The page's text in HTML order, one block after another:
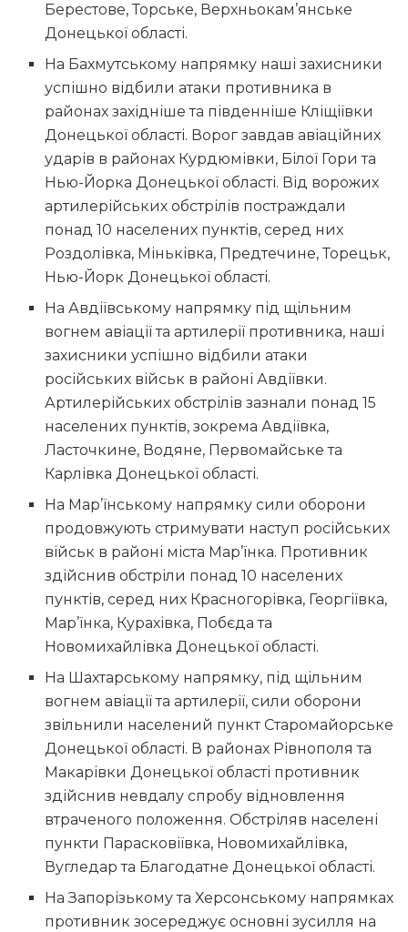
Берестове, Торське, Верхньокам’янське
Донецької області.
На Бахмутському напрямку наші захисники
успішно відбили атаки противника в
районах західніше та південніше Кліщіївки
Донецької області. Ворог завдав авіаційних
ударів в районах Курдюмівки, Білої Гори та
Нью-Йорка Донецької області. Від ворожих
артилерійських обстрілів постраждали
понад 10 населених пунктів, серед них
Роздолівка, Міньківка, Предтечине, Торецьк,
Нью-Йорк Донецької області.
На Авдіївському напрямку під щільним
вогнем авіації та артилерії противника, наші
захисники успішно відбили атаки
російських військ в районі Авдіївки.
Артилерійських обстрілів зазнали понад 15
населених пунктів, зокрема Авдіївка,
Ласточкине, Водяне, Первомайське та
Карлівка Донецької області.
На Мар’їнському напрямку сили оборони
продовжують стримувати наступ російських
військ в районі міста Мар’їнка. Противник
здійснив обстріли понад 10 населених
пунктів, серед них Красногорівка, Георгіївка,
Мар’їнка, Курахівка, Побєда та
Новомихайлівка Донецької області.
На Шахтарському напрямку, під щільним
вогнем авіації та артилерії, сили оборони
звільнили населений пункт Старомайорське
Донецької області. В районах Рівнополя та
Макарівки Донецької області противник
здійснив невдалу спробу відновлення
втраченого положення. Обстріляв населені
пункти Парасковіївка, Новомихайлівка,
Вугледар та Благодатне Донецької області.
На Запорізькому та Херсонському напрямках
противник зосереджує основні зусилля на